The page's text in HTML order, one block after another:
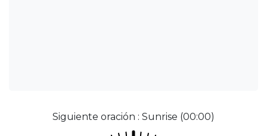
Siguiente oración : Sunrise (00:00)